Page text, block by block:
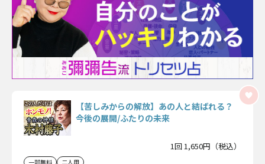
【苦しみからの解放】あの人と結ばれる？
今後の展開/ふたりの未来
1回 1,650円（税込）
一部無料 二人用